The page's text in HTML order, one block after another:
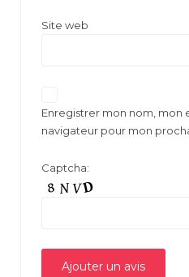
Site web
Enregistrer mon nom, mon
navigateur pour mon
Captcha: